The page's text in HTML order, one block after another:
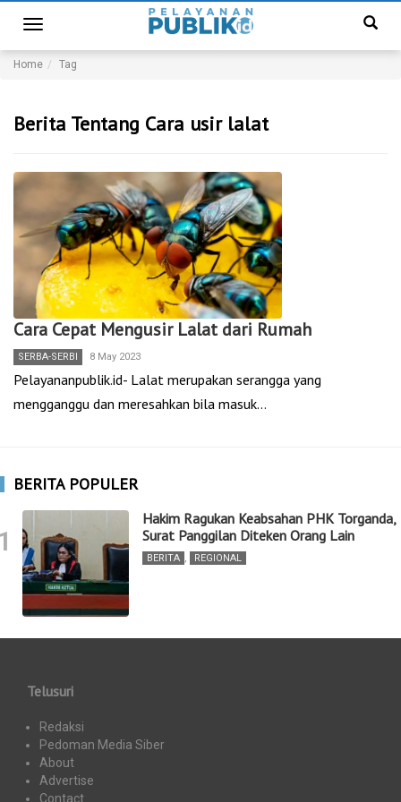
Toggle
navigation
Home Tag
Berita Tentang Cara usir lalat
Cara Cepat Mengusir Lalat dari Rumah
SERBA-SERBI 8 May 2023
Pelayananpublik.id- Lalat merupakan serangga yang
mengganggu dan meresahkan bila masuk…
BERITA POPULER
Hakim Ragukan Keabsahan PHK Torganda,
Surat Panggilan Diteken Orang Lain
BERITA , REGIONAL
Telusuri
Redaksi
Pedoman Media Siber
About
Advertise
Contact